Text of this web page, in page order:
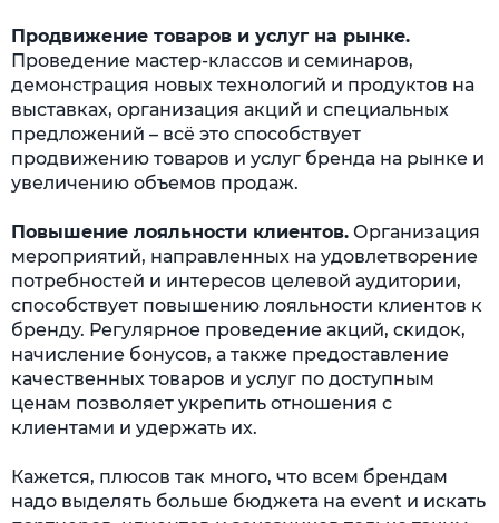
Продвижение товаров и услуг на рынке.
Проведение мастер-классов и семинаров,
демонстрация новых технологий и продуктов на
выставках, организация акций и специальных
предложений – всё это способствует
продвижению товаров и услуг бренда на рынке и
увеличению объемов продаж.
Повышение лояльности клиентов. Организация
мероприятий, направленных на удовлетворение
потребностей и интересов целевой аудитории,
способствует повышению лояльности клиентов к
бренду. Регулярное проведение акций, скидок,
начисление бонусов, а также предоставление
качественных товаров и услуг по доступным
ценам позволяет укрепить отношения с
клиентами и удержать их.
Кажется, плюсов так много, что всем брендам
надо выделять больше бюджета на event и искать